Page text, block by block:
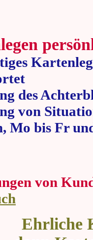
» 80
des
von
Mo bis Fr
» 80
von